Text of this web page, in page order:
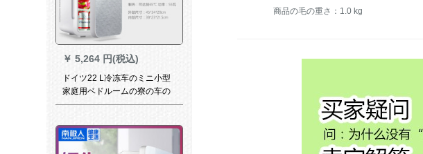
￥ 5,264 円(税込)
ドイツ22 L冷冻车のミニ小型
家庭用ベドルームの寮の车の
家は学生のシングアを兼用し
商品の毛の重さ：1.0 kg